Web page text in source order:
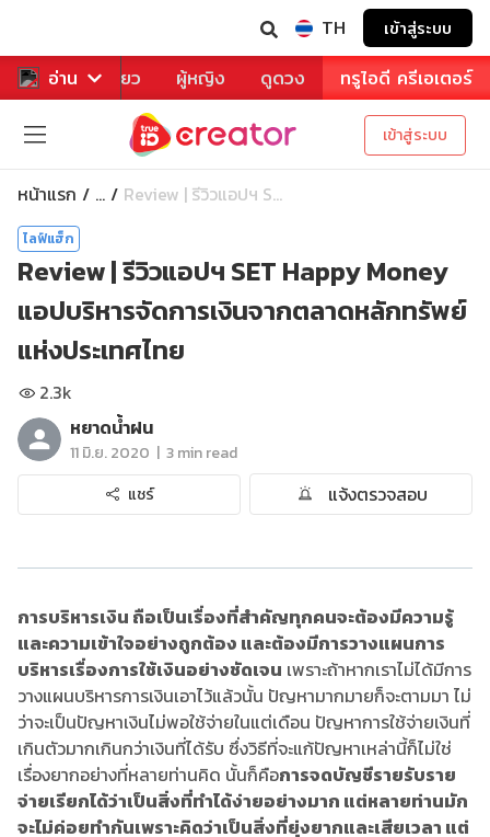
TH เข้าสู่ระบบ
อ่าน
หาร ท่องเที่ยว ผู้หญิง ดูดวง ทรูไอดี ครีเอเตอร์
เข้าสู่ระบบ
หน้าแรก ... Review | รีวิวแอปฯ S...
ไลฟ์แฮ็ก
Review | รีวิวแอปฯ SET Happy Money
แอปบริหารจัดการเงินจากตลาดหลักทรัพย์
แห่งประเทศไทย
2.3k
หยาดน้ำฝน
11 มิ.ย. 2020 | 3 min read
แชร์
แจ้งตรวจสอบ
การบริหารเงิน ถือเป็นเรื่องที่สำคัญทุกคนจะต้องมีความรู้
และความเข้าใจอย่างถูกต้อง และต้องมีการวางแผนการ
บริหารเรื่องการใช้เงินอย่างชัดเจน เพราะถ้าหากเราไม่ได้มีการ
วางแผนบริหารการเงินเอาไว้แล้วนั้น ปัญหามากมายก็จะตามมา ไม่
ว่าจะเป็นปัญหาเงินไม่พอใช้จ่ายในแต่เดือน ปัญหาการใช้จ่ายเงินที่
เกินตัวมากเกินกว่าเงินที่ได้รับ ซึ่งวิธีที่จะแก้ปัญหาเหล่านี้ก็ไม่ใช่
เรื่องยากอย่างที่หลายท่านคิด นั้นก็คือการจดบัญชีรายรับราย
จ่ายเรียกได้ว่าเป็นสิ่งที่ทำได้ง่ายอย่างมาก แต่หลายท่านมัก
จะไม่ค่อยทำกันเพราะคิดว่าเป็นสิ่งที่ยุ่งยากและเสียเวลา แต่